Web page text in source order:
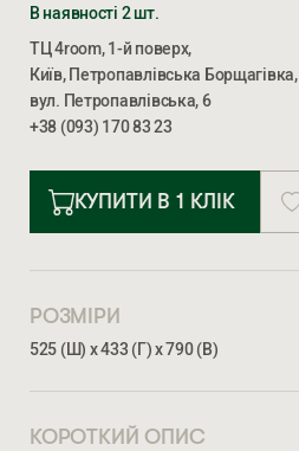
В наявності 2 шт.
ТЦ 4room, 1-й поверх,
Київ, Петропавлівська Борщагівка,
вул. Петропавлівська, 6
+38 (093) 170 83 23
КУПИТИ В 1 КЛІК
РОЗМІРИ
525 (Ш) х 433 (Г) х 790 (В)
КОРОТКИЙ ОПИС